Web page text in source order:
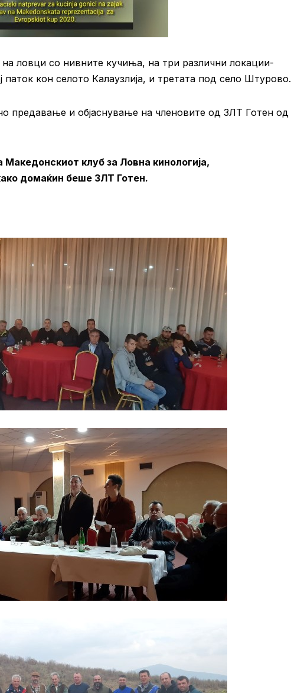
на ловци со нивните кучиња, на три различни локации-
кон селото Калаузлија, и третата под село Штурово.
предавање и објаснување на членовите од ЗЛТ Готен од
клуб за Ловна кинологија,
домаќин беше ЗЛТ Готен.